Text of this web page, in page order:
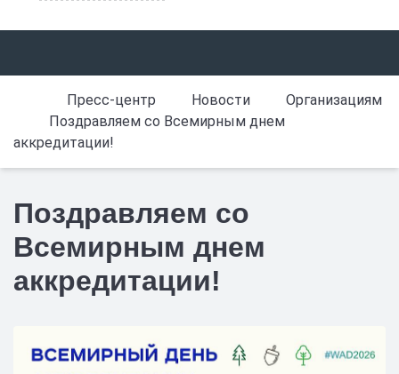
Пресс-центр Новости
Организациям
Поздравляем со Всемирным днем
аккредитации!
Поздравляем со
Всемирным днем
аккредитации!